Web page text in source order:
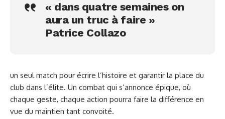
« dans quatre semaines on
aura un truc à faire »
Patrice Collazo
un seul match pour écrire l’histoire et garantir la place du
club dans l’élite. Un combat qui s’annonce épique, où
chaque geste, chaque action pourra faire la différence en
vue du maintien tant convoité.